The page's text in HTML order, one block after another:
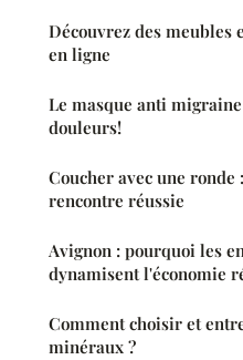
Découvrez des
en ligne
Le masque anti
douleurs!
Coucher avec une ronde
rencontre réussie
Avignon : pourquoi les
dynamisent l'économie
Comment choisir et
minéraux ?